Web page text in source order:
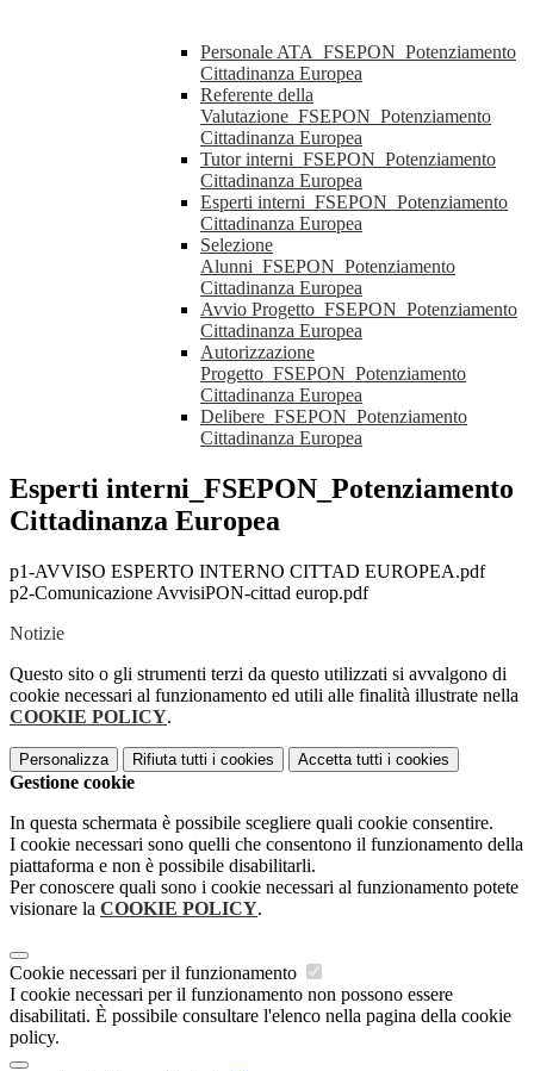
Personale ATA_FSEPON_Potenziamento
Cittadinanza Europea
Referente della
Valutazione_FSEPON_Potenziamento
Cittadinanza Europea
Tutor interni_FSEPON_Potenziamento
Cittadinanza Europea
Esperti interni_FSEPON_Potenziamento
Cittadinanza Europea
Selezione
Alunni_FSEPON_Potenziamento
Cittadinanza Europea
Avvio Progetto_FSEPON_Potenziamento
Cittadinanza Europea
Autorizzazione
Progetto_FSEPON_Potenziamento
Cittadinanza Europea
Delibere_FSEPON_Potenziamento
Cittadinanza Europea
Esperti interni_FSEPON_Potenziamento
Cittadinanza Europea
p1-AVVISO ESPERTO INTERNO CITTAD EUROPEA.pdf
p2-Comunicazione AvvisiPON-cittad europ.pdf
Notizie
Questo sito o gli strumenti terzi da questo utilizzati si avvalgono di
cookie necessari al funzionamento ed utili alle finalità illustrate nella
COOKIE POLICY.
Personalizza Rifiuta tutti i cookies Accetta tutti i cookies
Gestione cookie
In questa schermata è possibile scegliere quali cookie consentire.
I cookie necessari sono quelli che consentono il funzionamento della
piattaforma e non è possibile disabilitarli.
Per conoscere quali sono i cookie necessari al funzionamento potete
visionare la COOKIE POLICY.
Cookie necessari per il funzionamento
I cookie necessari per il funzionamento non possono essere
disabilitati. È possibile consultare l'elenco nella pagina della cookie
policy.